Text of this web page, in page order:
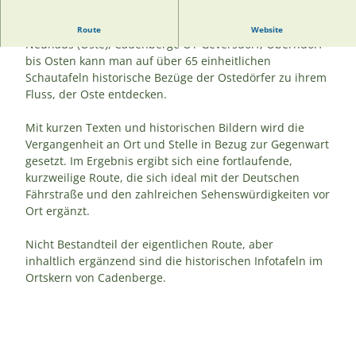
Route Website
Entlang der historischen Ostedeichroute von Belum über
Neuhaus (Oste), Cadenberge OT Geversdorf, Oberndorf
bis Osten kann man auf über 65 einheitlichen
Schautafeln historische Bezüge der Ostedörfer zu ihrem
Fluss, der Oste entdecken.
Mit kurzen Texten und historischen Bildern wird die
Vergangenheit an Ort und Stelle in Bezug zur Gegenwart
gesetzt. Im Ergebnis ergibt sich eine fortlaufende,
kurzweilige Route, die sich ideal mit der Deutschen
Fährstraße und den zahlreichen Sehenswürdigkeiten vor
Ort ergänzt.
Nicht Bestandteil der eigentlichen Route, aber
inhaltlich ergänzend sind die historischen Infotafeln im
Ortskern von Cadenberge.